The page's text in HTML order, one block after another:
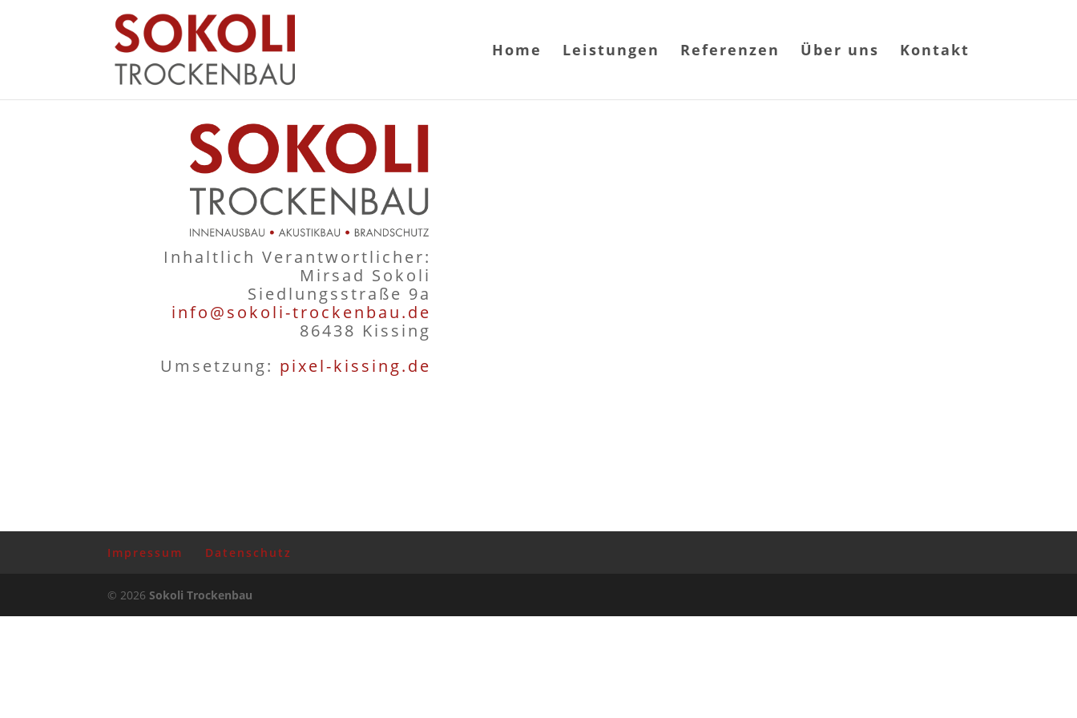
Home Leistungen Referenzen Über uns Kontakt
Inhaltlich Verantwortlicher:
Mirsad Sokoli
Siedlungsstraße 9a
info@sokoli-trockenbau.de
86438 Kissing
Umsetzung: pixel-kissing.de
Impressum Datenschutz
© 2026Sokoli Trockenbau